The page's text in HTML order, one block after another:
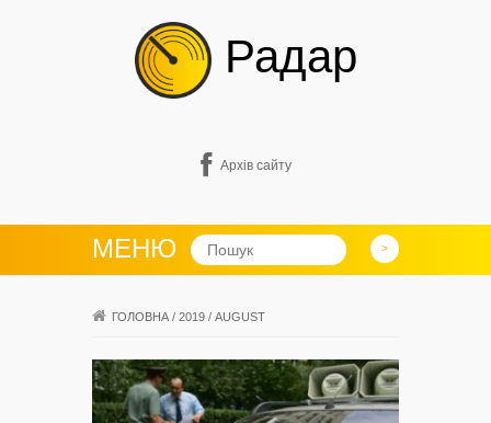
Радар
Архів сайту
МЕНЮ
ГОЛОВНА / 2019 / AUGUST